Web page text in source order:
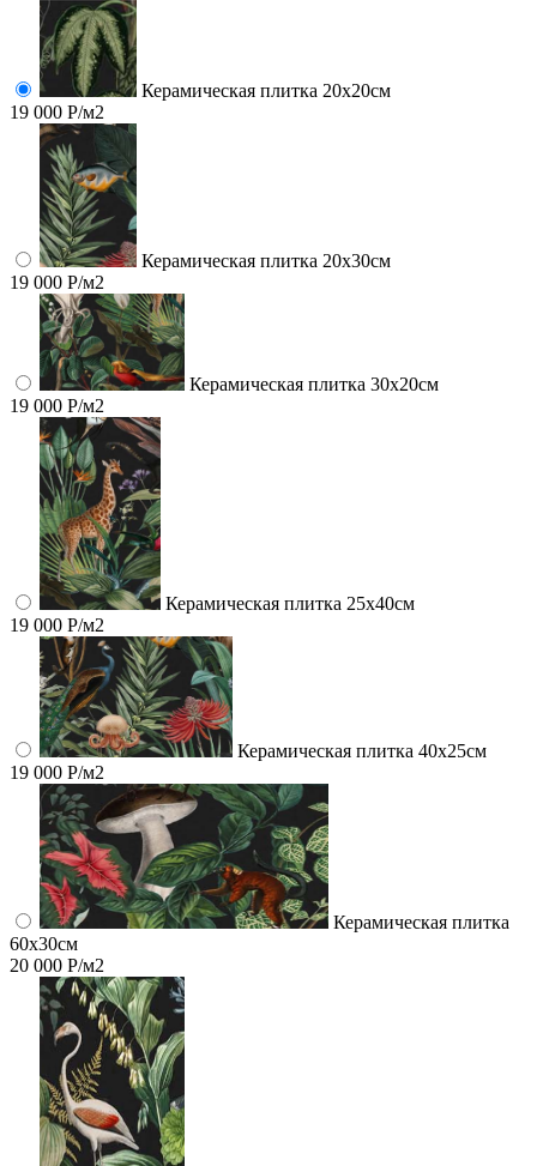
Керамическая плитка 20х20см
19 000 Р/м2
Керамическая плитка 20х30см
19 000 Р/м2
Керамическая плитка 30х20см
19 000 Р/м2
Керамическая плитка 25х40см
19 000 Р/м2
Керамическая плитка 40х25см
19 000 Р/м2
Керамическая плитка
60x30см
20 000 Р/м2